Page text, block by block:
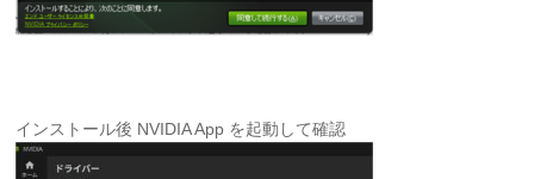
インストール後 NVIDIA App を起動して確認